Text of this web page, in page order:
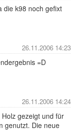
die k98 noch gefixt
26.11.2006 14:23
=D
26.11.2006 14:24
gezeigt und für
genutzt. Die neue